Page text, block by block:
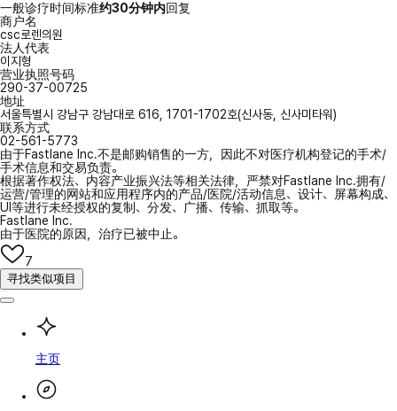
一般诊疗时间标准约30分钟内回复
商户名
csc로렌의원
法人代表
이지형
营业执照号码
290-37-00725
地址
서울특별시 강남구 강남대로 616, 1701-1702호(신사동, 신사미타워)
联系方式
02-561-5773
由于Fastlane Inc.不是邮购销售的一方，因此不对医疗机构登记的手术/
手术信息和交易负责。
根据著作权法、内容产业振兴法等相关法律，严禁对Fastlane Inc.拥有/
运营/管理的网站和应用程序内的产品/医院/活动信息、设计、屏幕构成、
UI等进行未经授权的复制、分发、广播、传输、抓取等。
Fastlane Inc.
由于医院的原因，治疗已被中止。
7
寻找类似项目
主页